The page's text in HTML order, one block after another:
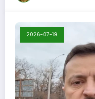
2026-07-19